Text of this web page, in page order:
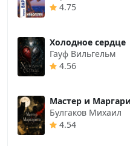
4.75
Холодное сердце
Гауф Вильгельм
4.56
Мастер и
Булгаков Михаил
4.54